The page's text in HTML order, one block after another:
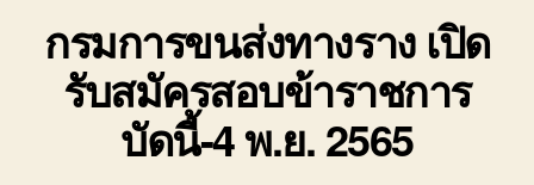
กรมการขนส่งทางราง เปิด
รับสมัครสอบข้าราชการ
บัดนี้-4 พ.ย. 2565